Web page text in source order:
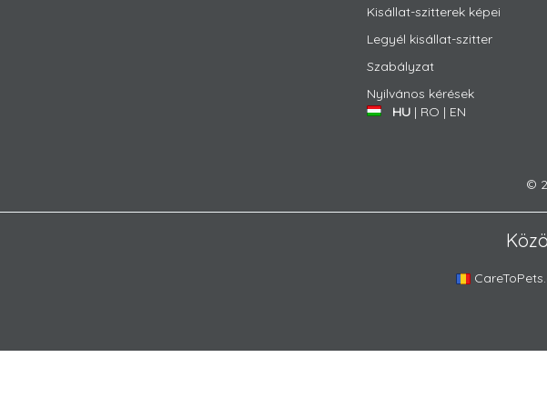
Kisállat-szitterek képei
Legyél kisállat-szitter
Szabályzat
Nyilvános kérések
HU | RO | EN
©